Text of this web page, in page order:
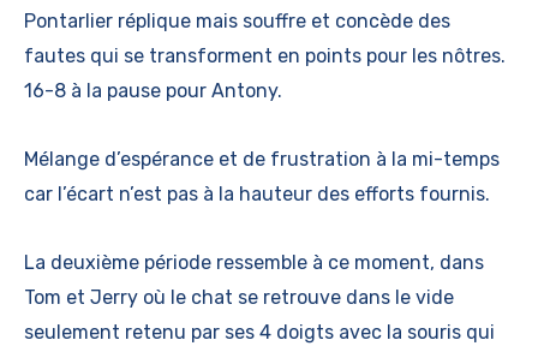
Pontarlier réplique mais souffre et concède des
fautes qui se transforment en points pour les nôtres.
16-8 à la pause pour Antony.
Mélange d’espérance et de frustration à la mi-temps
car l’écart n’est pas à la hauteur des efforts fournis.
La deuxième période ressemble à ce moment, dans
Tom et Jerry où le chat se retrouve dans le vide
seulement retenu par ses 4 doigts avec la souris qui